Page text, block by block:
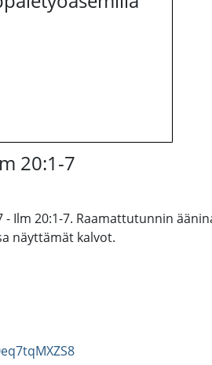
20:1-7
Ilm 20:1-7. Raamattutunnin
näyttämät kalvot.